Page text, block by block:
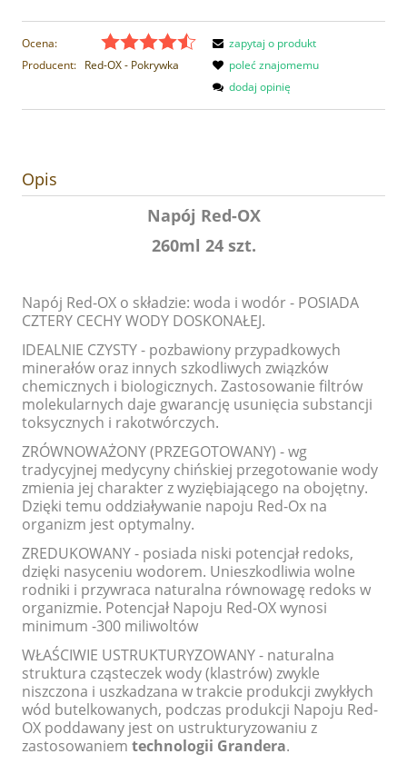
Ocena:
Producent: Red-OX - Pokrywka
zapytaj o produkt
poleć znajomemu
dodaj opinię
Opis
Napój Red-OX
260ml 24 szt.
Napój Red-OX o składzie: woda i wodór - POSIADA
CZTERY CECHY WODY DOSKONAŁEJ.
IDEALNIE CZYSTY - pozbawiony przypadkowych
minerałów oraz innych szkodliwych związków
chemicznych i biologicznych. Zastosowanie filtrów
molekularnych daje gwarancję usunięcia substancji
toksycznych i rakotwórczych.
ZRÓWNOWAŻONY (PRZEGOTOWANY) - wg
tradycyjnej medycyny chińskiej przegotowanie wody
zmienia jej charakter z wyziębiającego na obojętny.
Dzięki temu oddziaływanie napoju Red-Ox na
organizm jest optymalny.
ZREDUKOWANY - posiada niski potencjał redoks,
dzięki nasyceniu wodorem. Unieszkodliwia wolne
rodniki i przywraca naturalna równowagę redoks w
organizmie. Potencjał Napoju Red-OX wynosi
minimum -300 miliwoltów
WŁAŚCIWIE USTRUKTURYZOWANY - naturalna
struktura cząsteczek wody (klastrów) zwykle
niszczona i uszkadzana w trakcie produkcji zwykłych
wód butelkowanych, podczas produkcji Napoju Red-
OX poddawany jest on ustrukturyzowaniu z
zastosowaniem technologii Grandera.